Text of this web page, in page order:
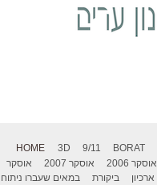
HOME 3D 9/11 BORAT
אוסקר 2006 אוסקר 2007
אוסקר
ארכיון ביקורת
במאים שעברו ניתוח